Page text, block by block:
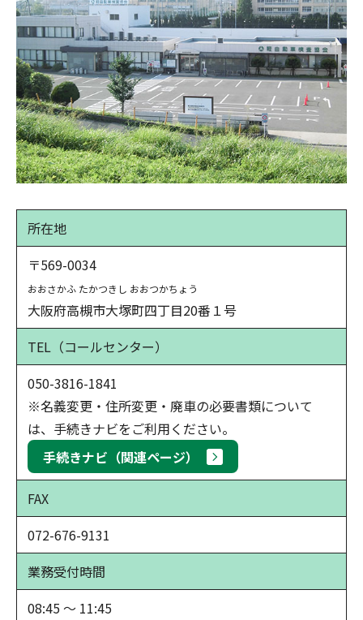
所在地
〒569-0034
おおさかふ たかつきし おおつかちょう
大阪府高槻市大塚町四丁目20番１号
TEL（コールセンター）
050-3816-1841
※名義変更・住所変更・廃車の必要書類について
は、手続きナビをご利用ください。
手続きナビ（関連ページ）
FAX
072-676-9131
業務受付時間
08:45 ～ 11:45